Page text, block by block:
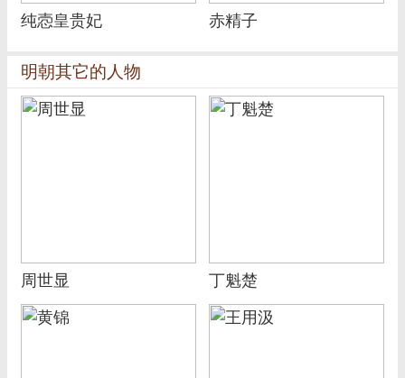
纯悫皇贵妃 赤精子
明朝其它的人物
周世显 丁魁楚